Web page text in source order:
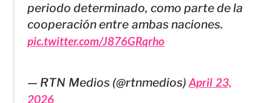
periodo determinado, como parte de la
cooperación entre ambas naciones.
pic.twitter.com/J876GRqrho
— RTN Medios (@rtnmedios)April 23,
2026